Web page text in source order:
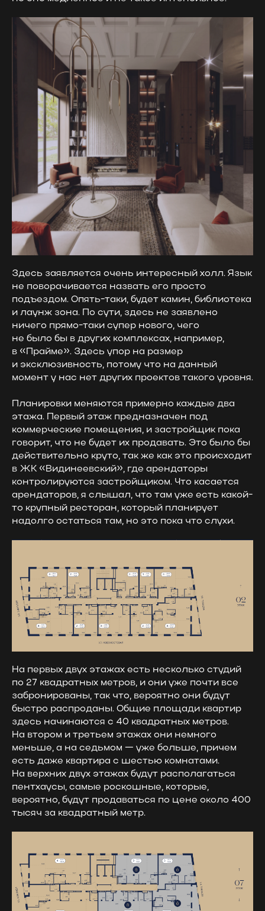
Здесь заявляется очень интересный холл. Язык
не поворачивается назвать его просто
подъездом. Опять-таки, будет камин, библиотека
и лаунж зона. По сути, здесь не заявлено
ничего прямо-таки супер нового, чего
не было бы в других комплексах, например,
в «Прайме». Здесь упор на размер
и эксклюзивность, потому что на данный
момент у нас нет других проектов такого уровня.
Планировки меняются примерно каждые два
этажа. Первый этаж предназначен под
коммерческие помещения, и застройщик пока
говорит, что не будет их продавать. Это было бы
действительно круто, так же как это происходит
в ЖК «Видинеевский», где арендаторы
контролируются застройщиком. Что касается
арендаторов, я слышал, что там уже есть какой-
то крупный ресторан, который планирует
надолго остаться там, но это пока что слухи.
На первых двух этажах есть несколько студий
по 27 квадратных метров, и они уже почти все
забронированы, так что, вероятно они будут
быстро распроданы. Общие площади квартир
здесь начинаются с 40 квадратных метров.
На втором и третьем этажах они немного
меньше, а на седьмом — уже больше, причем
есть даже квартира с шестью комнатами.
На верхних двух этажах будут располагаться
пентхаусы, самые роскошные, которые,
вероятно, будут продаваться по цене около 400
тысяч за квадратный метр.